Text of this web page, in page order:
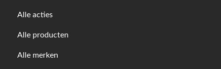
Alle acties
Alle producten
Alle merken